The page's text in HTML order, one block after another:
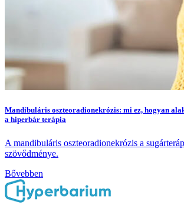
Mandibuláris oszteoradionekrózis: mi ez, hogyan
a hiperbár terápia
A mandibuláris oszteoradionekrózis a
szövődménye.
Bővebben